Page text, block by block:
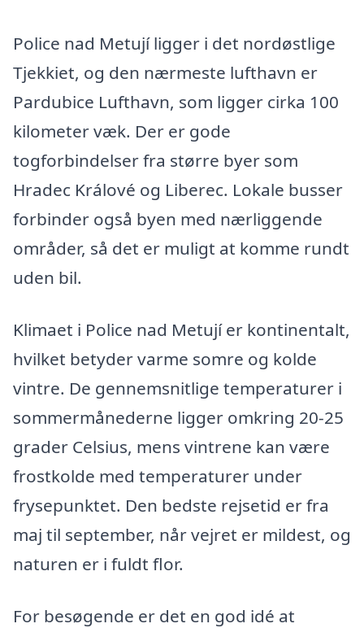
Police nad Metují ligger i det nordøstlige
Tjekkiet, og den nærmeste lufthavn er
Pardubice Lufthavn, som ligger cirka 100
kilometer væk. Der er gode
togforbindelser fra større byer som
Hradec Králové og Liberec. Lokale busser
forbinder også byen med nærliggende
områder, så det er muligt at komme rundt
uden bil.
Klimaet i Police nad Metují er kontinentalt,
hvilket betyder varme somre og kolde
vintre. De gennemsnitlige temperaturer i
sommermånederne ligger omkring 20-25
grader Celsius, mens vintrene kan være
frostkolde med temperaturer under
frysepunktet. Den bedste rejsetid er fra
maj til september, når vejret er mildest, og
naturen er i fuldt flor.
For besøgende er det en god idé at